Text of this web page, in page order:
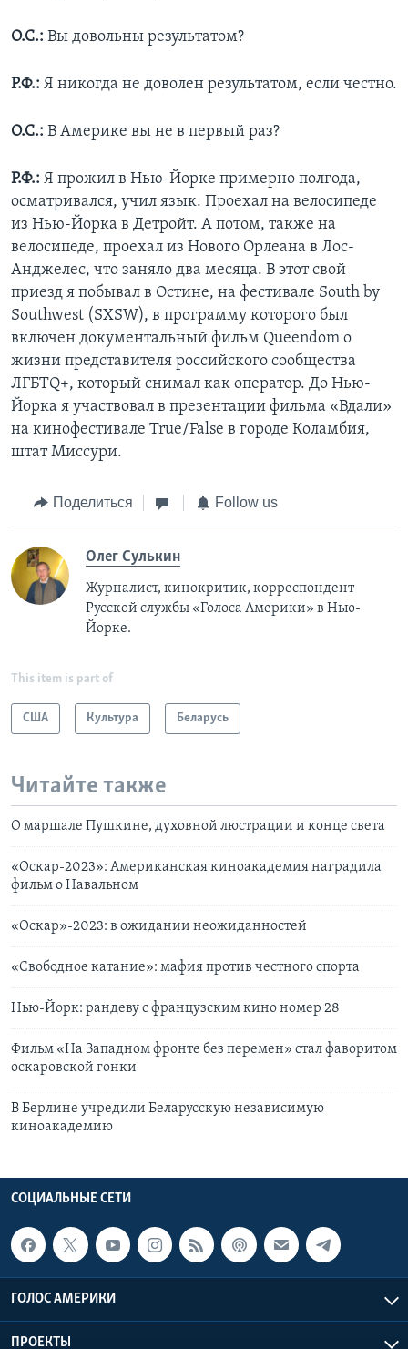
О.С.: Вы довольны результатом?
Р.Ф.: Я никогда не доволен результатом, если честно.
О.С.: В Америке вы не в первый раз?
Р.Ф.: Я прожил в Нью-Йорке примерно полгода,
осматривался, учил язык. Проехал на велосипеде
из Нью-Йорка в Детройт. А потом, также на
велосипеде, проехал из Нового Орлеана в Лос-
Анджелес, что заняло два месяца. В этот свой
приезд я побывал в Остине, на фестивале South by
Southwest (SXSW), в программу которого был
включен документальный фильм Queendom о
жизни представителя российского сообщества
ЛГБТQ+, который снимал как оператор. До Нью-
Йорка я участвовал в презентации фильма «Вдали»
на кинофестивале True/False в городе Коламбия,
штат Миссури.
Поделиться Follow us
Олег Сулькин
Журналист, кинокритик, корреспондент
Русской службы «Голоса Америки» в Нью-
Йорке.
This item is part of
США Культура Беларусь
Читайте также
О маршале Пушкине, духовной люстрации и конце света
«Оскар-2023»: Американская киноакадемия наградила
фильм о Навальном
«Оскар»-2023: в ожидании неожиданностей
«Свободное катание»: мафия против честного спорта
Нью-Йорк: рандеву с французским кино номер 28
Фильм «На Западном фронте без перемен» стал фаворитом
оскаровской гонки
В Берлине учредили Беларусскую независимую
киноакадемию
СОЦИАЛЬНЫЕ СЕТИ
ГОЛОС АМЕРИКИ
ПРОЕКТЫ